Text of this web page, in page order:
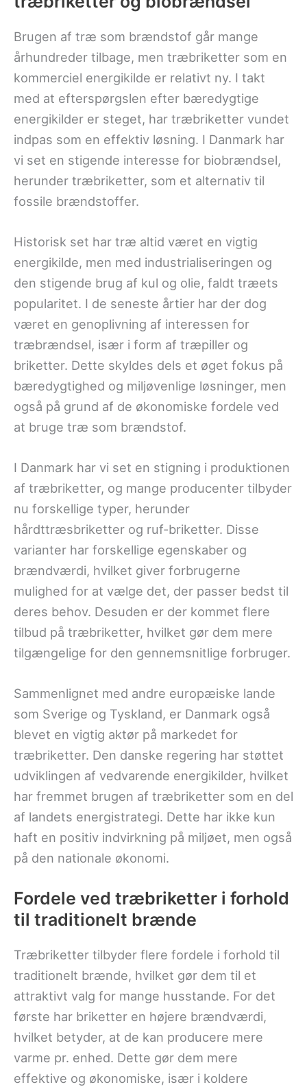
Brugen af træ som brændstof går mange
århundreder tilbage, men træbriketter som en
kommerciel energikilde er relativt ny. I takt
med at efterspørgslen efter bæredygtige
energikilder er steget, har træbriketter vundet
indpas som en effektiv løsning. I Danmark har
vi set en stigende interesse for biobrændsel,
herunder træbriketter, som et alternativ til
fossile brændstoffer.
Historisk set har træ altid været en vigtig
energikilde, men med industrialiseringen og
den stigende brug af kul og olie, faldt træets
popularitet. I de seneste årtier har der dog
været en genoplivning af interessen for
træbrændsel, især i form af træpiller og
briketter. Dette skyldes dels et øget fokus på
bæredygtighed og miljøvenlige løsninger, men
også på grund af de økonomiske fordele ved
at bruge træ som brændstof.
I Danmark har vi set en stigning i produktionen
af træbriketter, og mange producenter tilbyder
nu forskellige typer, herunder
hårdttræsbriketter og ruf-briketter. Disse
varianter har forskellige egenskaber og
brændværdi, hvilket giver forbrugerne
mulighed for at vælge det, der passer bedst til
deres behov. Desuden er der kommet flere
tilbud på træbriketter, hvilket gør dem mere
tilgængelige for den gennemsnitlige forbruger.
Sammenlignet med andre europæiske lande
som Sverige og Tyskland, er Danmark også
blevet en vigtig aktør på markedet for
træbriketter. Den danske regering har støttet
udviklingen af vedvarende energikilder, hvilket
har fremmet brugen af træbriketter som en del
af landets energistrategi. Dette har ikke kun
haft en positiv indvirkning på miljøet, men også
på den nationale økonomi.
Fordele ved træbriketter i forhold
til traditionelt brænde
Træbriketter tilbyder flere fordele i forhold til
traditionelt brænde, hvilket gør dem til et
attraktivt valg for mange husstande. For det
første har briketter en højere brændværdi,
hvilket betyder, at de kan producere mere
varme pr. enhed. Dette gør dem mere
effektive og økonomiske, især i koldere